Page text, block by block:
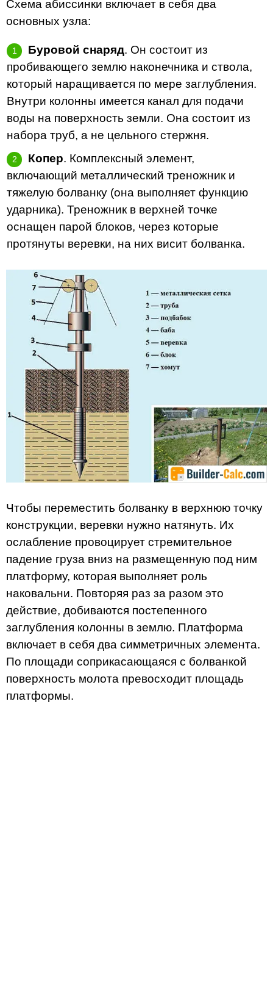
Схема абиссинки включает в себя два
основных узла:
Буровой снаряд. Он состоит из
пробивающего землю наконечника и ствола,
который наращивается по мере заглубления.
Внутри колонны имеется канал для подачи
воды на поверхность земли. Она состоит из
набора труб, а не цельного стержня.
Копер. Комплексный элемент,
включающий металлический треножник и
тяжелую болванку (она выполняет функцию
ударника). Треножник в верхней точке
оснащен парой блоков, через которые
протянуты веревки, на них висит болванка.
Чтобы переместить болванку в верхнюю точку
конструкции, веревки нужно натянуть. Их
ослабление провоцирует стремительное
падение груза вниз на размещенную под ним
платформу, которая выполняет роль
наковальни. Повторяя раз за разом это
действие, добиваются постепенного
заглубления колонны в землю. Платформа
включает в себя два симметричных элемента.
По площади соприкасающаяся с болванкой
поверхность молота превосходит площадь
платформы.